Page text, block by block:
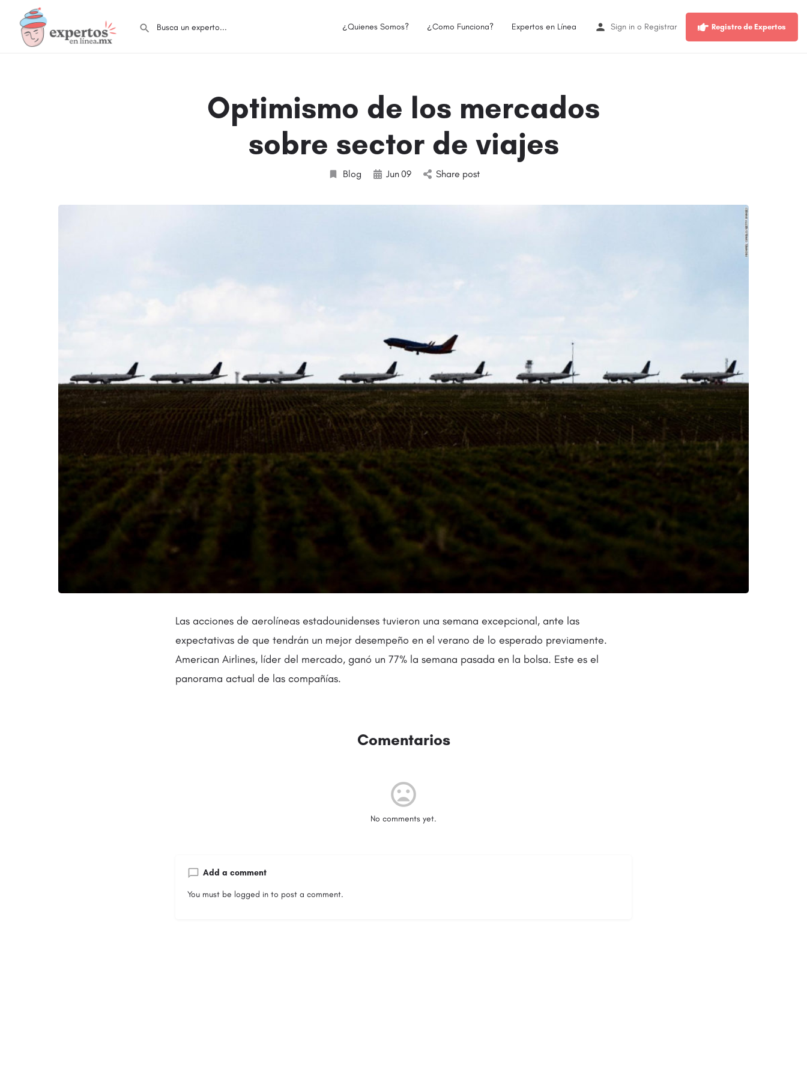
¿Quienes Somos? ¿Como Funciona? Expertos en Línea Sign in o Registrar Registro de Expertos
Optimismo de los mercados
sobre sector de viajes
Blog Jun09 Share post
Las acciones de aerolíneas estadounidenses tuvieron una semana excepcional, ante las
expectativas de que tendrán un mejor desempeño en el verano de lo esperado previamente.
American Airlines, líder del mercado, ganó un 77% la semana pasada en la bolsa. Este es el
panorama actual de las compañías.
Comentarios
No comments yet.
Add a comment
You must be logged in to post a comment.